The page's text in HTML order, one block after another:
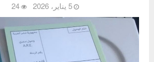
5 يناير، 2026 24